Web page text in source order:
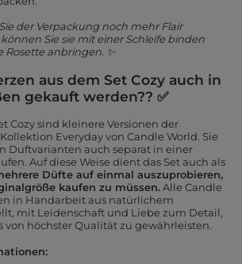
der Verpackung noch mehr Flair
Sie sie mit einer Schleife binden
Rosette anbringen. ✨
aus dem Set Cozy auch in
gekauft werden?? ✅
Cozy sind kleinere Versionen der
Everyday von Candle World. Sie
Duftvarianten auch separat in einer
Auf diese Weise dient das Set auch als
Düfte auf einmal auszuprobieren,
kaufen zu müssen.Alle Candle
in Handarbeit aus natürlichem
mit Leidenschaft und Liebe zum Detail,
höchster Qualität zu gewährleisten.